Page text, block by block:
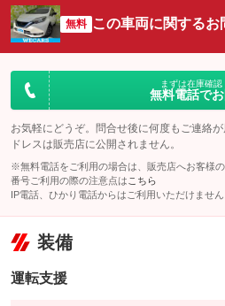
無料 この車両に関するお
まずは在庫確
無料電話で
お気軽にどうぞ。問合せ後に何度もご連絡
ドレスは販売店に公開されません。
※無料電話をご利用の場合は、販売店へお客様
番号ご利用の際の注意点は こちら
IP電話、ひかり電話からはご利用いただけません
装備
運転支援